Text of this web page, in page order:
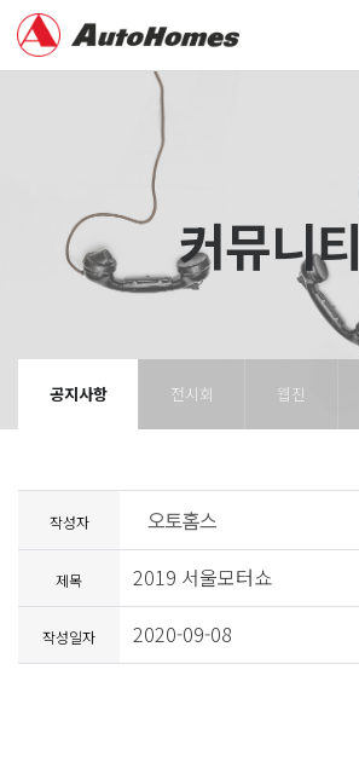
커뮤니티
공지사항 전시회 웹진
작성자
제목 2019 서울모터쇼
작성일자 2020-09-08